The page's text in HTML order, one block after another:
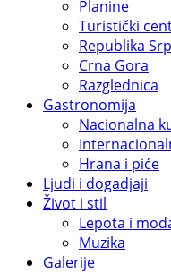
Planine
Turistički
Republika
Crna Gora
Razglednica
Gastronomija
Nacionalna
Hrana i piće
Ljudi i dogadjaji
Život i stil
Lepota i
Muzika
Galerije